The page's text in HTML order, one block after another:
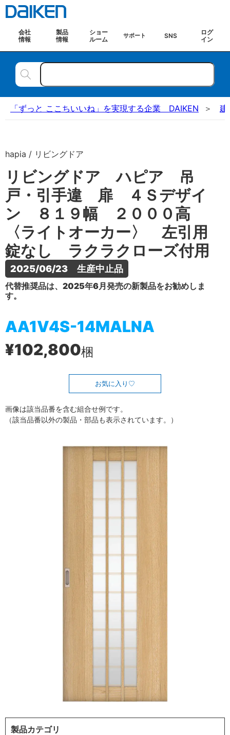
会社
情報
製品
情報
ショー
ルーム
サポート SNS
ログ
イン
「ずっと ここちいいね」を実現する企業 DAIKEN 建
hapia / リビングドア
リビングドア ハピア 吊
戸・引手違 扉 ４Ｓデザイ
ン ８１９幅 ２０００高
〈ライトオーカー〉 左引用
錠なし ラクラクローズ付用
2025/06/23　生産中止品
代替推奨品は、2025年6月発売の新製品をお勧めしま
す。
AA1V4S-14MALNA
¥102,800梱
お気に入り
画像は該当品番を含む組合せ例です。
（該当品番以外の製品・部品も表示されています。）
製品カテゴリ